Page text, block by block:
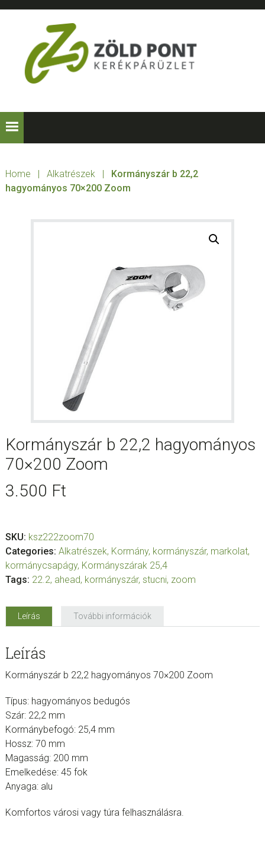
Skip
navigation
Skip
content
Skip
ZÖLD
PONT
Home | Alkatrészek |
Kormányszár b 22,2
hagyományos 70×200 Zoom
Kormányszár b 22,2 hagyományos
70×200 Zoom
3.500 Ft
SKU: ksz222zoom70
Categories: Alkatrészek, Kormány, kormányszár, markolat,
kormánycsapágy, Kormányszárak 25,4
Tags: 22.2, ahead, kormányszár, stucni, zoom
Leírás További információk
Leírás
Kormányszár b 22,2 hagyományos 70×200 Zoom
Típus: hagyományos bedugós
Szár: 22,2 mm
Kormánybefogó: 25,4 mm
Hossz: 70 mm
Magasság: 200 mm
Emelkedése: 45 fok
Anyaga: alu
Komfortos városi vagy túra felhasználásra.